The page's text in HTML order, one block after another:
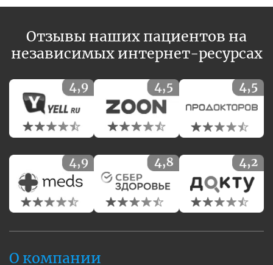
Отзывы наших пациентов на
независимых интернет-ресурсах
О компании